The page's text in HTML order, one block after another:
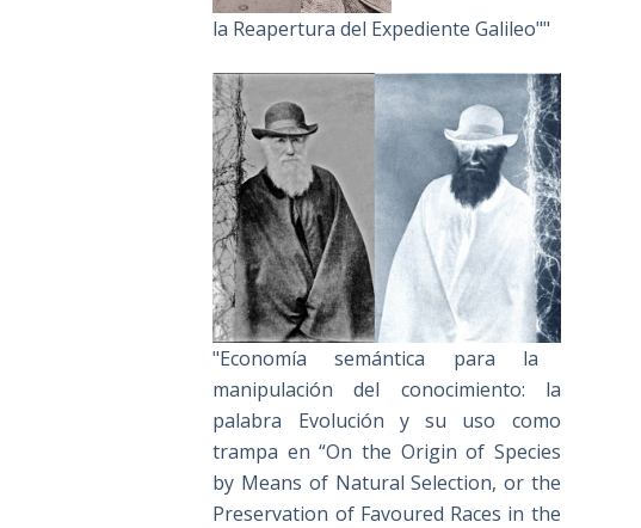
la Reapertura del Expediente Galileo""
"Economía semántica para la
manipulación del conocimiento: la
palabra Evolución y su uso como
trampa en “On the Origin of Species
by Means of Natural Selection, or the
Preservation of Favoured Races in the